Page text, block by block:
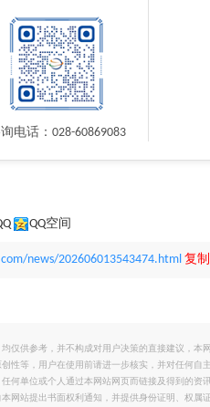
电话：028-60869083
QQ空间
news/202606013543474.html 复
仅供参考，并不构成对用户决策的直接建议，
性等，用户在使用前请进一步核实，并对任何
何单位或个人通过本网站网页而链接及得到的
网站提出书面权利通知，并提供身份证明、权